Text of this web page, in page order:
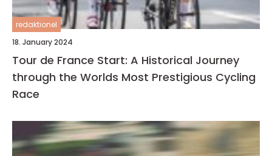
redaktionel
18. January 2024
Tour de France Start: A Historical Journey
through the Worlds Most Prestigious Cycling
Race